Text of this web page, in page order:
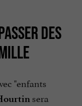
DES
"enfants
sera